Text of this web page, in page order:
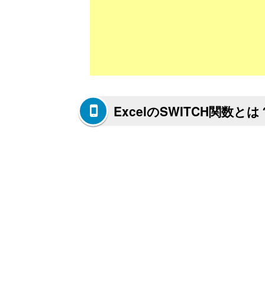
ExcelのSWITCH関数とは